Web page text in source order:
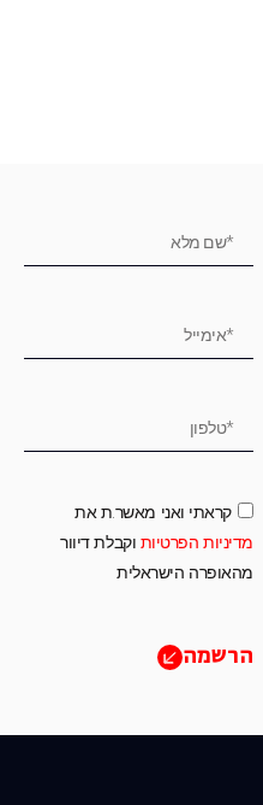
קראתי ואני מאשר.ת את
מדיניות הפרטיות וקבלת דיוור
מהאופרה הישראלית
הרשמה